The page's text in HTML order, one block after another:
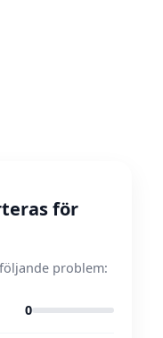
för
problem:
0